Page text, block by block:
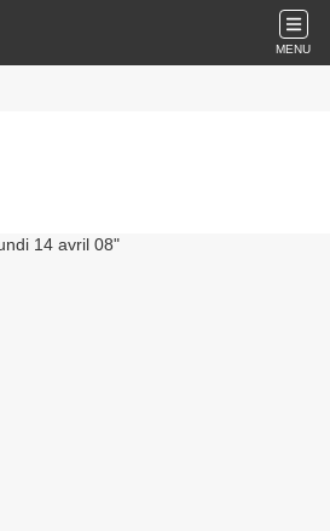
MENU